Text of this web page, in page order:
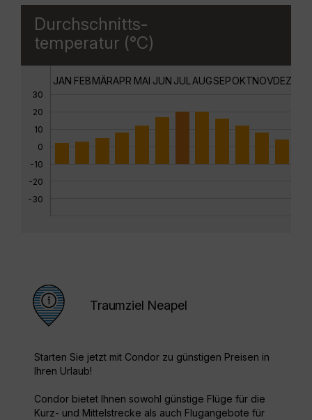
Durchschnitts-
temperatur (°C)
30
20
10
0
-10
-20
-30
JAN FEBMÄRAPR MAI JUN JUL AUGSEPOKTNOVDEZ
Traumziel Neapel
Starten Sie jetzt mit Condor zu günstigen Preisen in
Ihren Urlaub!
Condor bietet Ihnen sowohl günstige Flüge für die
Kurz- und Mittelstrecke als auch Flugangebote für